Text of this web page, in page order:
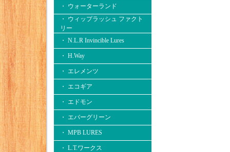
・ ウォーターランド
・ ウィップラッシュ ファクト
リー
・ N.L.R Invincible Lures
・ H.Way
・ エレメンツ
・ エコギア
・ エドモン
・ エバーグリーン
・ MPB LURES
・ L.T.ワークス